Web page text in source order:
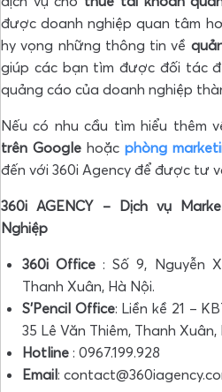
được doanh nghiệp quan tâm
hy vọng những thông tin về
giúp các bạn tìm được đối tác
quảng cáo của doanh nghiệp
Nếu có nhu cầu tìm hiểu thêm
trên Google hoặc phòng
đến với 360i Agency để được tư
360i AGENCY – Dịch vụ
Nghiệp
360i Office : Số 9, Nguyễn
Thanh Xuân, Hà Nội.
S’Pencil Office: Liền kề 21 –
35 Lê Văn Thiêm, Thanh Xuân,
Hotline : 0967.199.928
Email: